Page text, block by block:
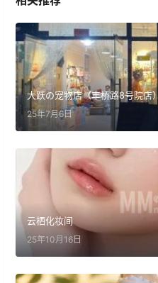
大跃の宠物店（丰桥路8号院店）
25年7月6日
云栖化妆间
25年10月16日